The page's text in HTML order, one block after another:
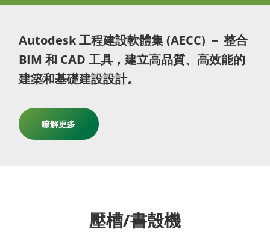
Autodesk 工程建設軟體集 (AECC) － 整合
BIM 和 CAD 工具，建立高品質、高效能的
建築和基礎建設設計。
瞭解更多
壓槽/書殼機